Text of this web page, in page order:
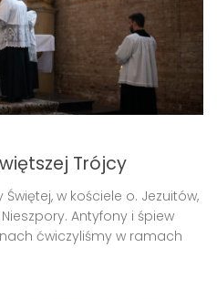
Trójcy
w kościele o. Jezuitów,
Antyfony i śpiew
ćwiczyliśmy w ramach